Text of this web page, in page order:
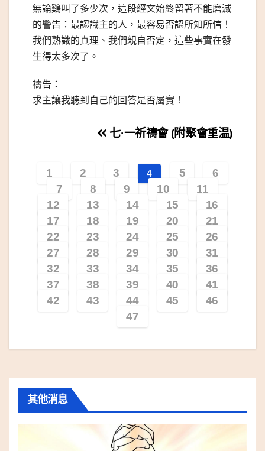
無論鷄叫了多少次，這段經文始終留著不能磨滅
的警告：最認識主的人，最容易否認所知所信！
我們熟識的真理、我們親自否定，這些事實在發
生得太多次了。
禱告：
求主讓我聽到自己的回答是否屬實！
導
覽
七·一祈禱會 (附聚會重温)
1 2 3 4 5
6
7
8 9 10
11
12
13 14 15
16
17
18 19 20
21
22
23 24 25
26
27
28 29 30
31
32
33 34 35
36
37
38 39 40
41
42
43 44 45
46
47
其他消息